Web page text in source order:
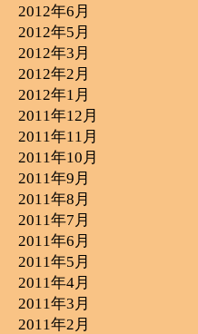
2012年6月
2012年5月
2012年3月
2012年2月
2012年1月
2011年12月
2011年11月
2011年10月
2011年9月
2011年8月
2011年7月
2011年6月
2011年5月
2011年4月
2011年3月
2011年2月